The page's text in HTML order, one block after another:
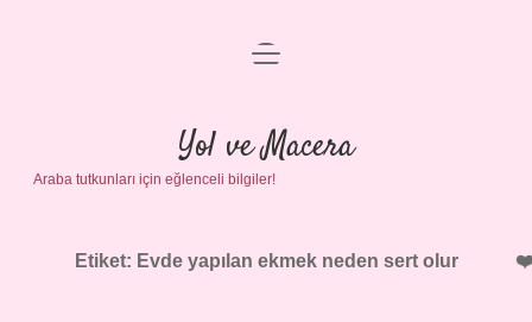
Anasayfa
Gizlilik Politikası
Yasal Uyarı
menüyü
Yol ve Macera
Araba tutkunları için eğlenceli bilgiler!
Etiket: Evde yapılan ekmek neden sert olur